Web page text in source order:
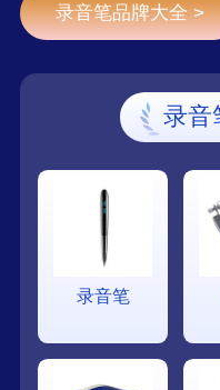
录音笔品牌大全 >
录音
录音笔